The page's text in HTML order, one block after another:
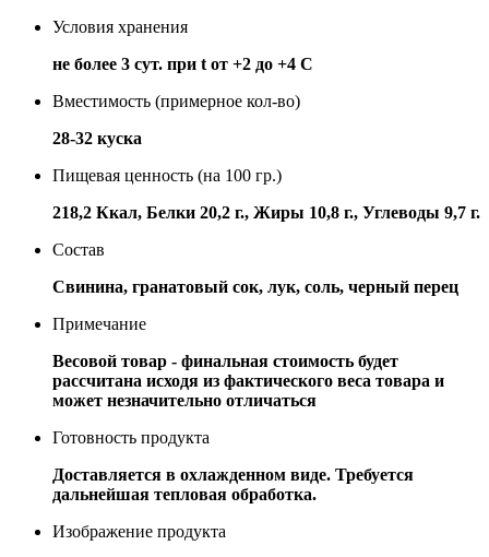
Условия хранения
не более 3 сут. при t от +2 до +4 С
Вместимость (примерное кол-во)
28-32 куска
Пищевая ценность (на 100 гр.)
218,2 Ккал, Белки 20,2 г., Жиры 10,8 г., Углеводы 9,7 г.
Состав
Свинина, гранатовый сок, лук, соль, черный перец
Примечание
Весовой товар - финальная стоимость будет
рассчитана исходя из фактического веса товара и
может незначительно отличаться
Готовность продукта
Доставляется в охлажденном виде. Требуется
дальнейшая тепловая обработка.
Изображение продукта